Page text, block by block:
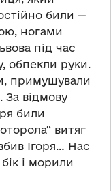
били —
ногами
під час
обпекли руки.
примушували
За відмову
били
витяг
Ігоря… Нас
і морили